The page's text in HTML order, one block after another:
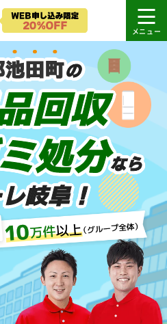
池田町の
回収
処分なら
岐阜！